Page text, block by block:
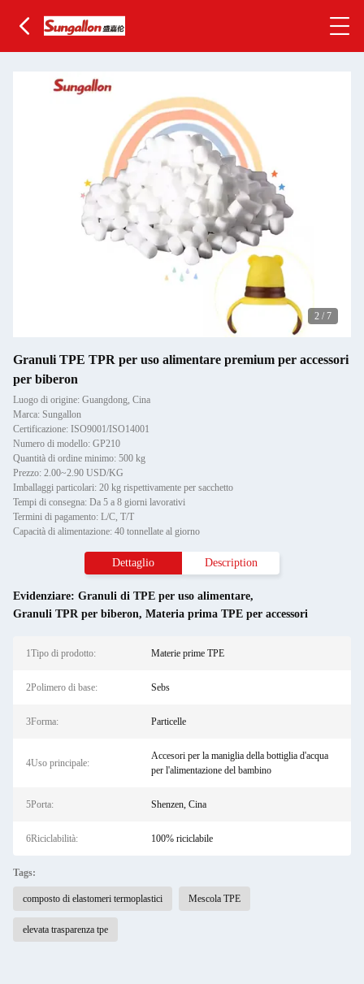
2 / 7
Granuli TPE TPR per uso alimentare premium per accessori
per biberon
Luogo di origine: Guangdong, Cina
Marca: Sungallon
Certificazione: ISO9001/ISO14001
Numero di modello: GP210
Quantità di ordine minimo: 500 kg
Prezzo: 2.00~2.90 USD/KG
Imballaggi particolari: 20 kg rispettivamente per sacchetto
Tempi di consegna: Da 5 a 8 giorni lavorativi
Termini di pagamento: L/C, T/T
Capacità di alimentazione: 40 tonnellate al giorno
Dettaglio Description
Evidenziare: Granuli di TPE per uso alimentare,
Granuli TPR per biberon, Materia prima TPE per accessori
1Tipo di prodotto: Materie prime TPE
2Polimero di base: Sebs
3Forma: Particelle
4Uso principale:
Accesori per la maniglia della bottiglia d'acqua
per l'alimentazione del bambino
5Porta: Shenzen, Cina
6Riciclabilità: 100% riciclabile
Tags:
composto di elastomeri termoplastici Mescola TPE
elevata trasparenza tpe